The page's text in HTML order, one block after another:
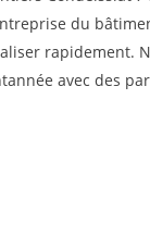
du
rapidement.
avec des